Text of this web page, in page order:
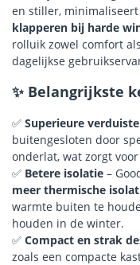
en stiller,
klapperen bij harde
rolluik zowel comfort
dagelijkse
✨ Belangrijkste
✅ Superieure
buitengesloten door
onderlat, wat zorgt
✅ Betere isolatie –
meer thermische
warmte buiten te
houden in de winter.
✅ Compact en strak
zoals een compacte